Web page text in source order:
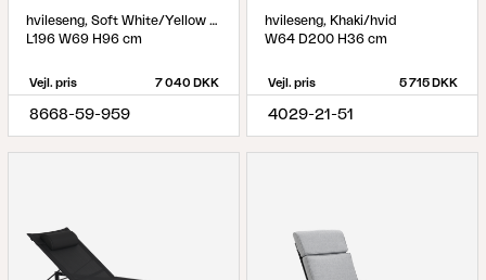
hvileseng, Soft White/Yellow Stripes
L196 W69 H96 cm
Vejl. pris 7 040 DKK
8668-59-959
hvileseng, Khaki/hvid
W64 D200 H36 cm
Vejl. pris 5 715 DKK
4029-21-51